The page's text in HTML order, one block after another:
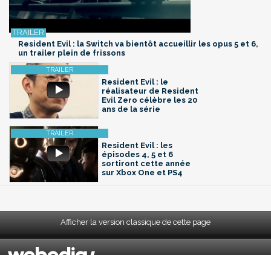
Resident Evil : la Switch va bientôt accueillir les opus 5 et 6,
un trailer plein de frissons
Resident Evil : le
réalisateur de Resident
Evil Zero célèbre les 20
ans de la série
Resident Evil : les
épisodes 4, 5 et 6
sortiront cette année
sur Xbox One et PS4
Afficher la version classique de cette page